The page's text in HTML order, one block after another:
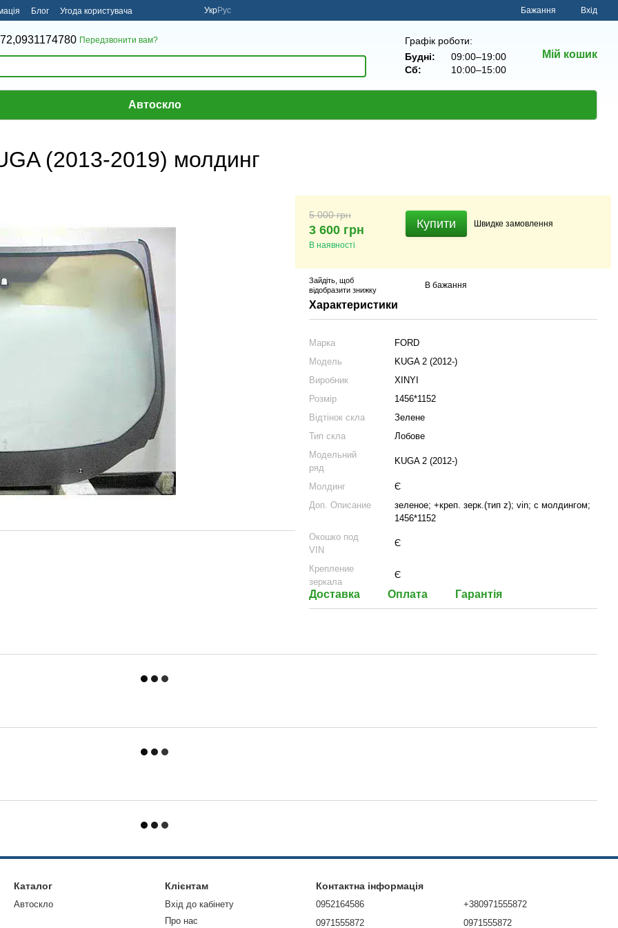
Блог Угода користувача УкрРус Бажання Вхід
0931174780 Передзвонити вам?
Графік роботи:
Будні:
09:00–19:00
Сб:
10:00–15:00
Мій кошик
Автоскло
(2013-2019) молдинг
5 000 грн
3 600 грн
В наявності
Купити Швидке замовлення
Зайдіть , щоб
відобразити знижку
В бажання
Характеристики
Марка
FORD
Модель
KUGA 2 (2012-)
Виробник
XINYI
Розмір
1456*1152
Відтінок скла
Зелене
Тип скла
Лобове
Модельний
ряд
KUGA 2 (2012-)
Молдинг
Є
Доп. Описание
зеленое; +креп. зерк.(тип z); vin; с молдингом;
1456*1152
Окошко под
VIN
Є
Крепление
зеркала
Є
Доставка Оплата Гарантія
Каталог
Автоскло
Клієнтам
Вхід до кабінету
Про нас
Контактна інформація
0952164586
0971555872
+380971555872
0971555872